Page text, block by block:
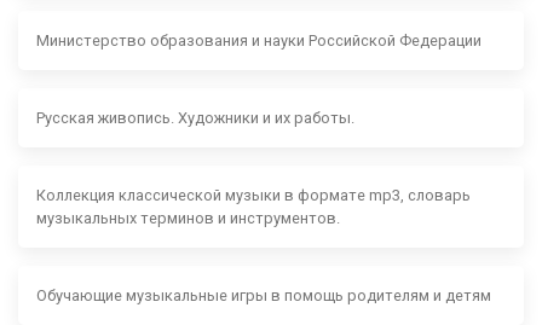
Министерство образования и науки Российской Федерации
Русская живопись. Художники и их работы.
Коллекция классической музыки в формате mp3, словарь
музыкальных терминов и инструментов.
Обучающие музыкальные игры в помощь родителям и детям